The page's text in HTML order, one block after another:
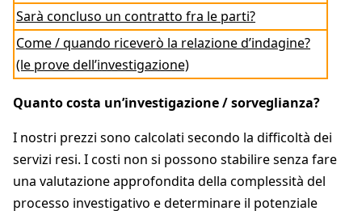
Sarà concluso un contratto fra le parti?
Come / quando riceverò la relazione d’indagine?
(le prove dell’investigazione)
Quanto costa un’investigazione / sorveglianza?
I nostri prezzi sono calcolati secondo la difficoltà dei
servizi resi. I costi non si possono stabilire senza fare
una valutazione approfondita della complessità del
processo investigativo e determinare il potenziale